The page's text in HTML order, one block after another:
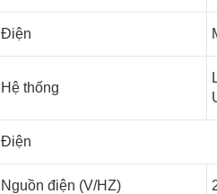
Điện
Hệ thống
Điện
Nguồn điện (V/HZ)